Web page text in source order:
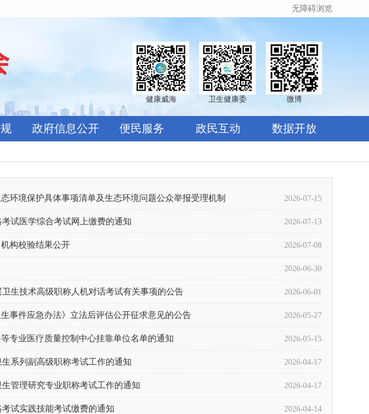
无障碍浏览
微博
卫生健康委
健康威海
政府信息公开 便民服务 政民互动 数据开放
环境保护具体事项清单及生态环境问题公众举报受理机制 2026-07-15
试医学综合考试网上缴费的通知 2026-07-13
构校验结果公开 2026-07-08
2026-06-30
生技术高级职称人机对话考试有关事项的公告 2026-06-01
事件应急办法》立法后评估公开征求意见的公告 2026-05-27
专业医疗质量控制中心挂靠单位名单的通知 2026-05-15
系列副高级职称考试工作的通知 2026-04-17
管理研究专业职称考试工作的通知 2026-04-17
试实践技能考试缴费的通知 2026-04-14